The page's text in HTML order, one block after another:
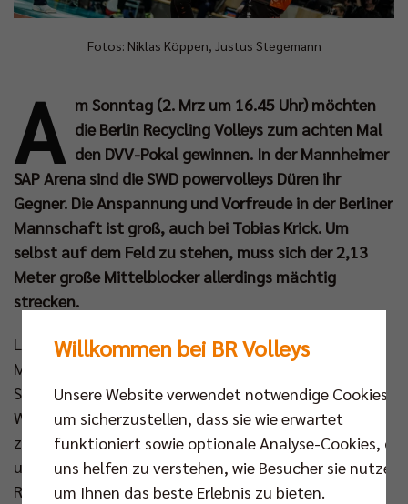
Fotos: Niklas Köppen, Justus Stegemann
A m Sonntag (2. Mrz um 16.45 Uhr) möchten
die Berlin Recycling Volleys zum achten Mal
den DVV-Pokal gewinnen. In der Mannheimer
SAP Arena sind die SWD powervolleys Düren ihr
Gegner. Die Anspannung und Vorfreude in der Berliner
Mannschaft ist groß, auch bei Tobias Krick. Um
selbst auf dem Feld zu stehen, muss sich der 2,13
Meter große Mittelblocker allerdings mächtig
strecken.
Leicht gerädert schlendert Tobias Krick aus der
Muckibude des Horst-Korber-Sportzentrums, wo die
Spieler der BR Volleys ihre Kraftübungen absolvieren.
Wie üblich zu Rap- und Techno-Rhythmen,
zusammengestellt von den Kollegen Ruben Schott
und Jake Hanes. Diesmal gab’s als krachenden
Rausfeger noch ein bisschen Metal – eine Wahl von
Willkommen bei BR Volleys
Unsere Website verwendet notwendige Cookies,
um sicherzustellen, dass sie wie erwartet
funktioniert sowie optionale Analyse-Cookies, die
uns helfen zu verstehen, wie Besucher sie nutzen,
um Ihnen das beste Erlebnis zu bieten.